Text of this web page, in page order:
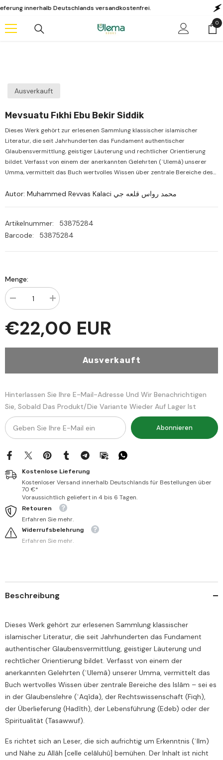
Zum Inhalt springen
innerhalb Deutschlands versandkostenfrei.
0
0
Ausverkauft
Mevsuatu Fıkhi Ebu Bekir Siddik
Dieses Werk gehört zur erlesenen Sammlung klassischer islamischer
Literatur, die seit Jahrhunderten das Fundament authentischer
Glaubensvermittlung, geistiger Läuterung und rechtlicher Orientierung
bildet. Verfasst von einem der anerkannten Gelehrten (ʿUlemâ) unserer
Umma, vermittelt das Buch wertvolles Wissen über zentrale Bereiche des...
Autor: Muhammed Revvas Kalaci محمد رواس قلعه جي
Artikelnummer:
53875284
Barcode:
53875284
Menge:
verringern
Mevsuatu
Fıkhi
Bekir
Menge
erhöhen
Mevsuatu
Fıkhi
Bekir
€22,00 EUR
Ausverkauft
Hinterlassen Sie Ihre E-Mail-Adresse Und Wir Benachrichtigen
Sie, Sobald Das Produkt/die Variante Wieder Auf Lager Ist
Abonnieren
Kostenlose Lieferung
Kostenloser Versand innerhalb Deutschlands für Bestellungen über
70 €*
Voraussichtlich geliefert in 4 bis 6 Tagen.
Retouren
Erfahren Sie mehr.
Widerrufsbelehrung
Erfahren Sie mehr.
Beschreibung
Dieses Werk gehört zur erlesenen Sammlung klassischer
islamischer Literatur, die seit Jahrhunderten das Fundament
authentischer Glaubensvermittlung, geistiger Läuterung und
rechtlicher Orientierung bildet. Verfasst von einem der
anerkannten Gelehrten (ʿUlemâ) unserer Umma, vermittelt das
Buch wertvolles Wissen über zentrale Bereiche des Islâm – sei es
in der Glaubenslehre (ʿAqîda), der Rechtswissenschaft (Fiqh),
der Überlieferung (Hadîth), der Lebensführung (Edeb) oder der
Spiritualität (Tasawwuf).
Es richtet sich an Leser, die sich aufrichtig um Erkenntnis (ʿIlm)
und Nähe zu Allâh [celle celâluhû] bemühen. Der Inhalt ist nicht